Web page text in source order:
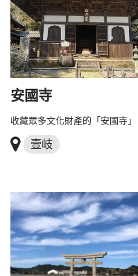
安國寺
收藏眾多文化財產的「安國寺」
壹岐